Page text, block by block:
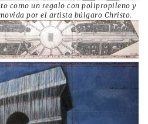
como un regalo con polipropileno y
por el artista búlgaro Christo.